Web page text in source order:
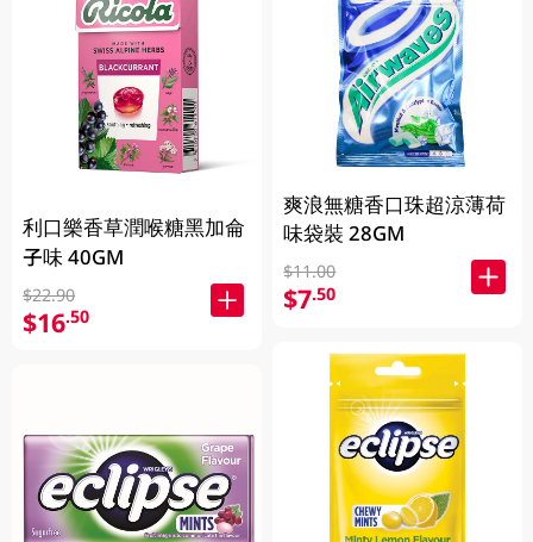
利口樂香草潤喉糖黑加侖
子味 40GM
$22.90
$16.50
爽浪無糖香口珠超涼薄荷
味袋裝 28GM
$11.00
$7.50